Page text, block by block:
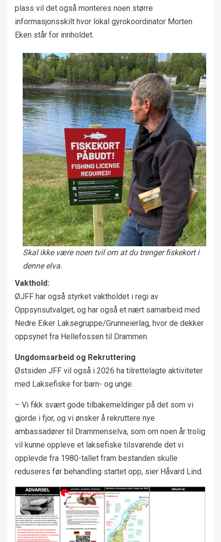
plass vil det også monteres noen større
informasjonsskilt hvor lokal gyrokoordinator Morten
Eken står for innholdet.
Skal ikke være noen tvil om at du trenger fiskekort i
denne elva.
Vakthold:
ØJFF har også styrket vaktholdet i regi av
Oppsynsutvalget, og har også et nært samarbeid med
Nedre Eiker Laksegruppe/Grunneierlag, hvor de dekker
oppsynet fra Hellefossen til Drammen.
Ungdomsarbeid og Rekruttering
Østsiden JFF vil også i 2026 ha tilrettelagte aktiviteter
med Laksefiske for barn- og unge.
– Vi fikk svært gode tilbakemeldinger på det som vi
gjorde i fjor, og vi ønsker å rekruttere nye
ambassadører til Drammenselva, som om noen år trolig
vil kunne oppleve et laksefiske tilsvarende det vi
opplevde fra 1980-tallet fram bestanden skulle
reduseres før behandling startet opp, sier Håvard Lind.